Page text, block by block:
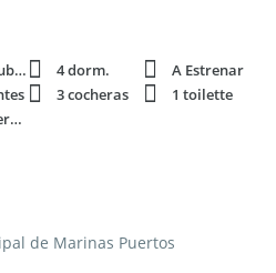
460 m² cubie. 4 dorm.
A Estrenar
3 cocheras
1 toilette
670 m² terren.
de Marinas Puertos